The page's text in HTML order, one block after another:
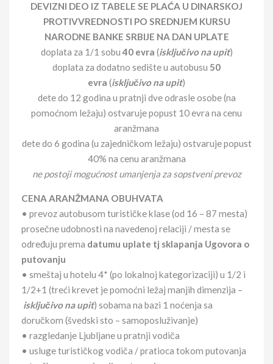
DEVIZNI DEO IZ TABELE SE PLAĆA U DINARSKOJ
PROTIVVREDNOSTI PO SREDNJEM KURSU
NARODNE BANKE SRBIJE NA DAN UPLATE
doplata za 1/1 sobu40 evra (isključivo na upit)
doplata za dodatno sedište u autobusu 50
evra (isključivo na upit)
dete do 12 godina u pratnji dve odrasle osobe (na
pomoćnom ležaju) ostvaruje popust 10 evra na cenu
aranžmana
dete do 6 godina (u zajedničkom ležaju) ostvaruje popust
40% na cenu aranžmana
ne postoji mogućnost umanjenja za sopstveni prevoz
CENA ARANŽMANA OBUHVATA
• prevoz autobusom turističke klase (od 16 – 87 mesta)
prosečne udobnosti na navedenoj relaciji / mesta se
određuju prema datumu uplate tj sklapanja Ugovora o
putovanju
• smeštaj u hotelu 4* (po lokalnoj kategorizaciji) u 1/2 i
1/2+1 (treći krevet je pomoćni ležaj manjih dimenzija –
isključivo na upit) sobama na bazi 1 noćenja sa
doručkom (švedski sto – samoposluživanje)
• razgledanje Ljubljane u pratnji vodiča
• usluge turističkog vodiča / pratioca tokom putovanja